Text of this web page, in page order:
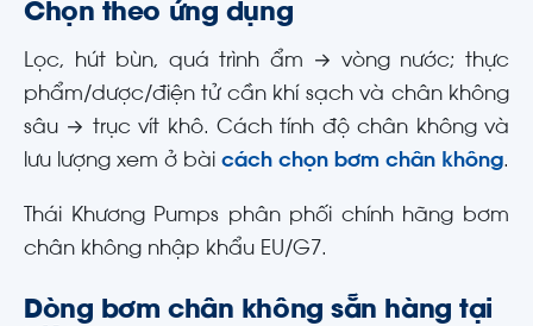
Chọn theo ứng dụng
Lọc, hút bùn, quá trình ẩm → vòng nước; thực
phẩm/dược/điện tử cần khí sạch và chân không
sâu → trục vít khô. Cách tính độ chân không và
lưu lượng xem ở bài cách chọn bơm chân không.
Thái Khương Pumps phân phối chính hãng bơm
chân không nhập khẩu EU/G7.
Dòng bơm chân không sẵn hàng tại